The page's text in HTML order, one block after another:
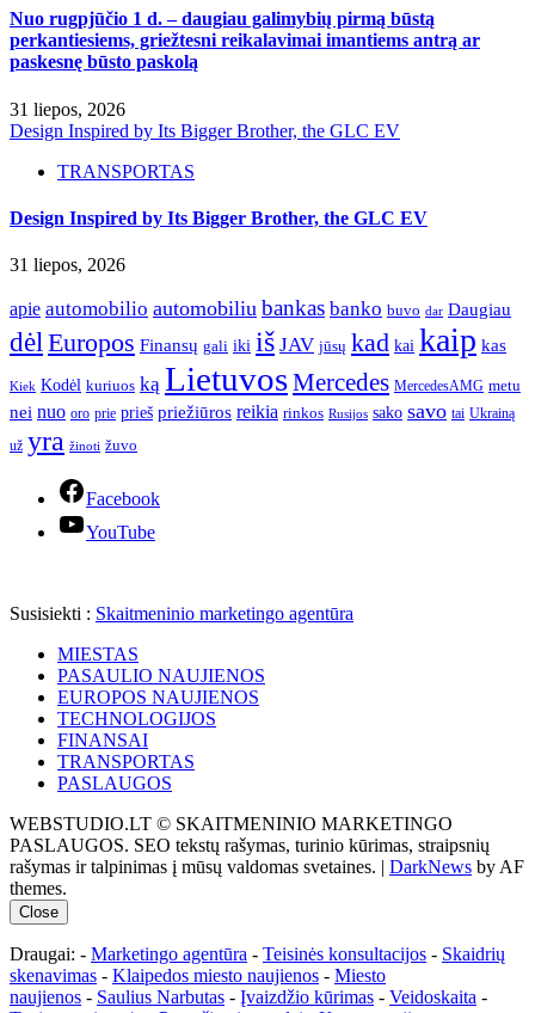
Nuo rugpjūčio 1 d. – daugiau galimybių pirmą būstą
perkantiesiems, griežtesni reikalavimai imantiems antrą ar
paskesnę būsto paskolą
31 liepos, 2026
Design Inspired by Its Bigger Brother, the GLC EV
TRANSPORTAS
Design Inspired by Its Bigger Brother, the GLC EV
31 liepos, 2026
apie automobilio automobiliu bankas banko buvo dar Daugiau
dėl Europos Finansų gali iki iš JAV jūsų kad kai kaip kas
Kiek Kodėl kuriuos ką LietuvosMercedes MercedesAMG metu
nei nuo oro prie prieš priežiūros reikia rinkos Rusijos sako savo tai Ukrainą
už yra žinoti žuvo
Facebook
YouTube
Susisiekti : Skaitmeninio marketingo agentūra
MIESTAS
PASAULIO NAUJIENOS
EUROPOS NAUJIENOS
TECHNOLOGIJOS
FINANSAI
TRANSPORTAS
PASLAUGOS
WEBSTUDIO.LT © SKAITMENINIO MARKETINGO
PASLAUGOS. SEO tekstų rašymas, turinio kūrimas, straipsnių
rašymas ir talpinimas į mūsų valdomas svetaines. | DarkNews by AF
themes.
Close
Draugai: - Marketingo agentūra - Teisinės konsultacijos - Skaidrių
skenavimas - Klaipedos miesto naujienos - Miesto
naujienos - Saulius Narbutas - Įvaizdžio kūrimas - Veidoskaita -